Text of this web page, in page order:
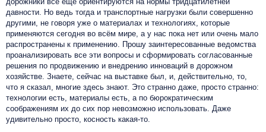
давности. Но ведь тогда и транспортные нагрузки были совершенно
другими, не говоря уже о материалах и технологиях, которые
применяются сегодня во всём мире, а у нас пока нет или очень мало
распространены к применению. Прошу заинтересованные ведомства
проанализировать все эти вопросы и сформировать согласованные
решения по продвижению и внедрению инноваций в дорожном
хозяйстве. Знаете, сейчас на выставке был, и, действительно, то,
что я сказал, многие здесь знают. Это странно даже, просто странно:
технологии есть, материалы есть, а по бюрократическим
соображениям их до сих пор невозможно использовать. Даже
удивительно просто, косность какая-то.